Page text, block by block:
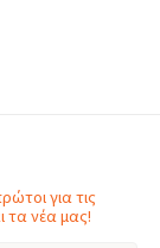
για τις
τα νέα μας!